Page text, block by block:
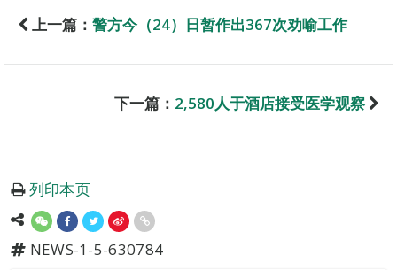
上一篇： 警方今（24）日暂作出367次劝喻工作
下一篇： 2,580人于酒店接受医学观察
列印本页
NEWS-1-5-630784